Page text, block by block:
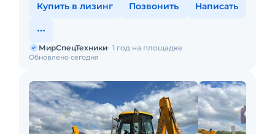
Купить в лизинг Позвонить Написать
Обновлено сегодня
МирСпецТехники 1 год на площадке